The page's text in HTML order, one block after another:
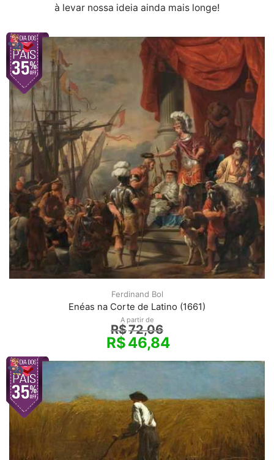
à levar nossa ideia ainda mais longe!
Ferdinand Bol
Enéas na Corte de Latino (1661)
A partir de
R$72,06
R$46,84